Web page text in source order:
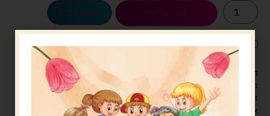
הוספה לסל
לארוז את המוצר באריזת מתנה5.00 ש"ח ?
מעל 329 ש"ח, משלוח עם שליח עד הבית חינם! – 0 ₪
משלוח עם שליח עד הבית: 29 ש"ח
זמן אספקה: עד 4 ימי עסקים.
איסוף עצמי: מ"ביתר טויס" רחוב בניין דוד 18, ביתר עילית.